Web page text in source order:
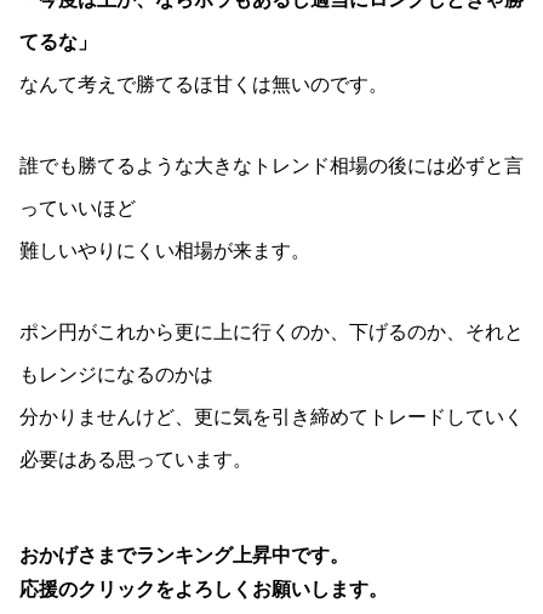
てるな」
なんて考えで勝てるほ甘くは無いのです。
誰でも勝てるような大きなトレンド相場の後には必ずと言
っていいほど
難しいやりにくい相場が来ます。
ポン円がこれから更に上に行くのか、下げるのか、それと
もレンジになるのかは
分かりませんけど、更に気を引き締めてトレードしていく
必要はある思っています。
おかげさまでランキング上昇中です。
応援のクリックをよろしくお願いします。